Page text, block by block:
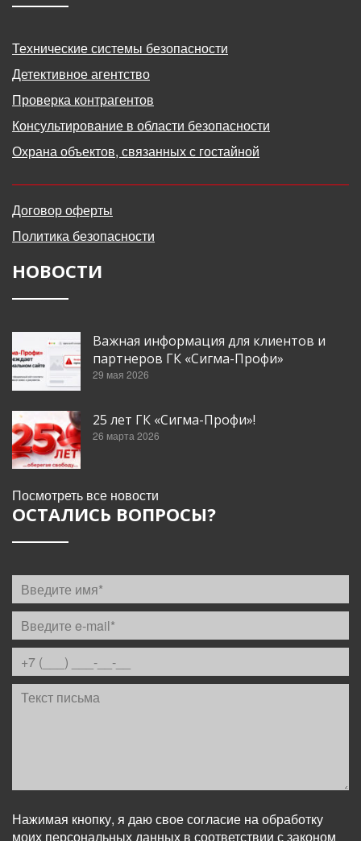
Технические системы безопасности
Детективное агентство
Проверка контрагентов
Консультирование в области безопасности
Охрана объектов, связанных с гостайной
Договор оферты
Политика безопасности
НОВОСТИ
Важная информация для клиентов и
партнеров ГК «Сигма-Профи»
29 мая 2026
25 лет ГК «Сигма-Профи»!
26 марта 2026
Посмотреть все новости
ОСТАЛИСЬ ВОПРОСЫ?
Нажимая кнопку, я даю свое согласие на обработку
моих персональных данных в соответствии с законом